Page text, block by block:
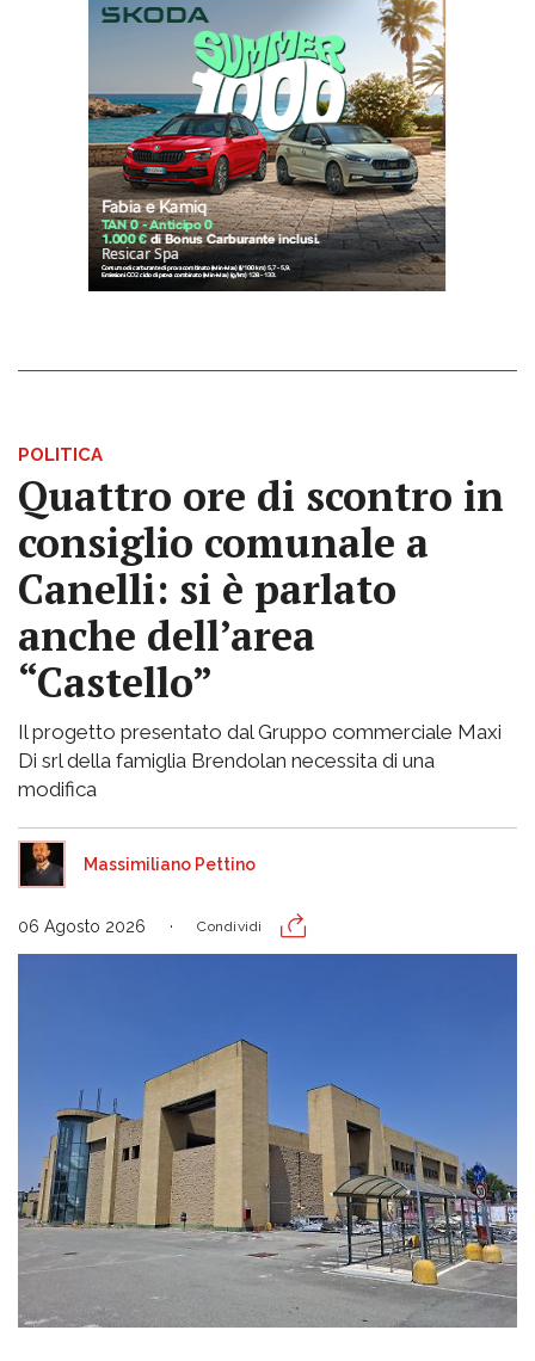
POLITICA
Quattro ore di scontro in
consiglio comunale a
Canelli: si è parlato
anche dell’area
“Castello”
Il progetto presentato dal Gruppo commerciale Maxi
Di srl della famiglia Brendolan necessita di una
modifica
Massimiliano Pettino
06 Agosto 2026 Condividi